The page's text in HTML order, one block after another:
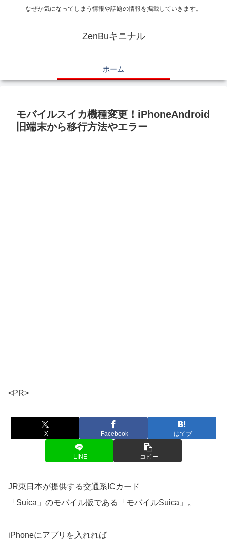
なぜか気になってしまう情報や話題の情報を掲載していきます。
ZenBuキニナル
ホーム
モバイルスイカ機種変更！iPhoneAndroid
旧端末から移行方法やエラー
<PR>
X Facebook はてブ
LINE コピー
JR東日本が提供する交通系ICカード
「Suica」のモバイル版である「モバイルSuica」。
iPhoneにアプリを入れれば